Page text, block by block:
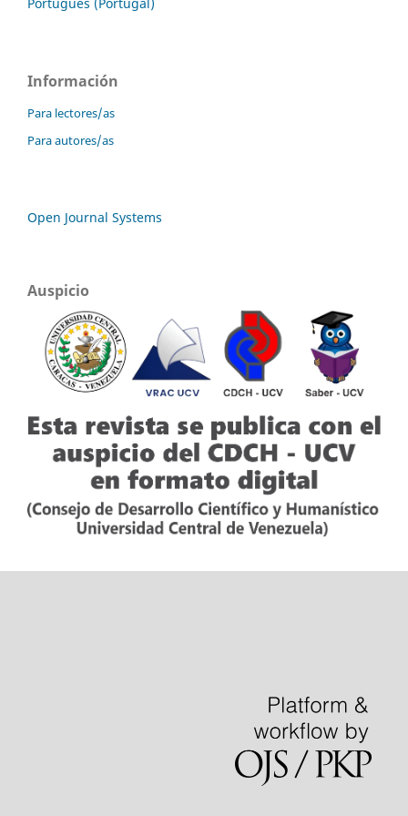
Português (Portugal)
Información
Para lectores/as
Para autores/as
Open Journal Systems
Auspicio